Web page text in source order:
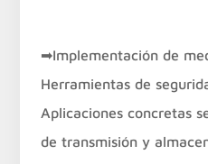
➡Implementación de
Herramientas de
Aplicaciones concretas
de transmisión y